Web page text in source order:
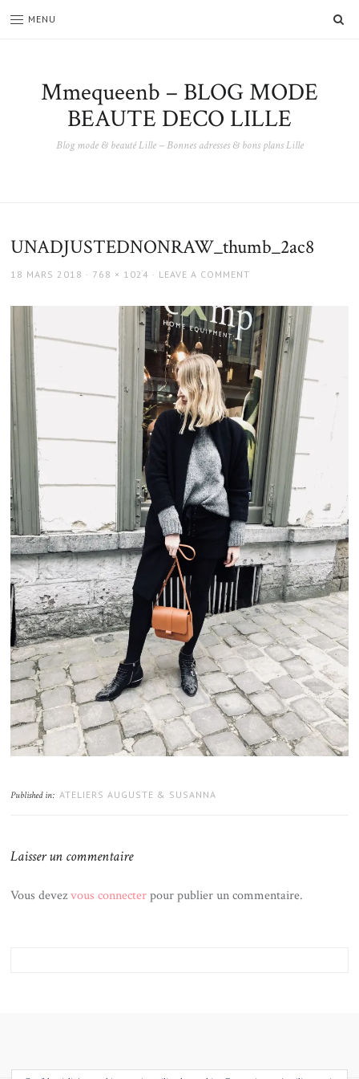
MENU
Mmequeenb – BLOG MODE
BEAUTE DECO LILLE
Blog mode & beauté Lille – Bonnes adresses & bons plans Lille
UNADJUSTEDNONRAW_thumb_2ac8
POSTED
18 MARS 2018
FULL
768 × 1024 LEAVE A COMMENT
Published in: ATELIERS AUGUSTE & SUSANNA
Laisser un commentaire
Vous devezvous connecterpour publier un commentaire.